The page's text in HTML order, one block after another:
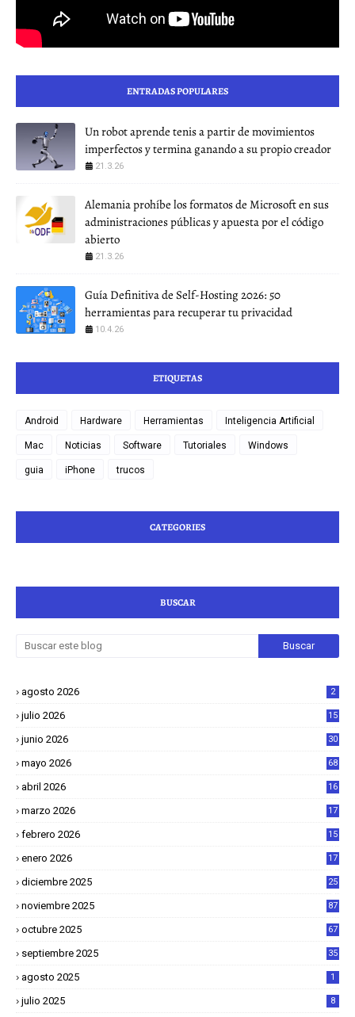
ENTRADAS POPULARES
Un robot aprende tenis a partir de movimientos
imperfectos y termina ganando a su propio creador
21.3.26
Alemania prohíbe los formatos de Microsoft en sus
administraciones públicas y apuesta por el código
abierto
21.3.26
Guía Definitiva de Self-Hosting 2026: 50
herramientas para recuperar tu privacidad
10.4.26
ETIQUETAS
Android Hardware Herramientas Inteligencia Artificial
Mac Noticias Software Tutoriales Windows
guia iPhone trucos
CATEGORIES
BUSCAR
agosto 2026 2
julio 2026 15
junio 2026 30
mayo 2026 68
abril 2026
16
marzo 2026
17
febrero 2026
15
enero 2026
17
diciembre 2025
25
noviembre 2025 87
octubre 2025 67
septiembre 2025 35
agosto 2025 1
julio 2025 8